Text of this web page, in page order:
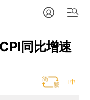
同比增速
T中